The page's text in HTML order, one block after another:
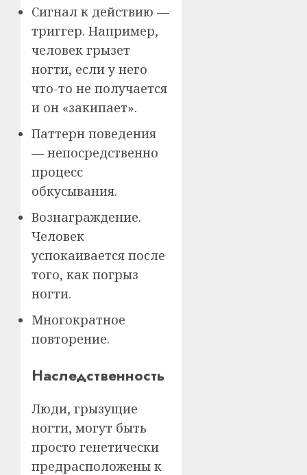
Сигнал к действию —
триггер. Например,
человек грызет
ногти, если у него
что-то не получается
и он «закипает».
Паттерн поведения
— непосредственно
процесс
обкусывания.
Вознаграждение.
Человек
успокаивается после
того, как погрыз
ногти.
Многократное
повторение.
Наследственность
Люди, грызущие
ногти, могут быть
просто генетически
предрасположены к